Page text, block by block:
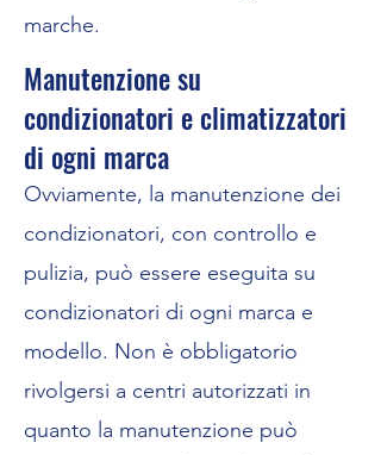
marche.
Manutenzione su
condizionatori e climatizzatori
di ogni marca
Ovviamente, la manutenzione dei
condizionatori, con controllo e
pulizia, può essere eseguita su
condizionatori di ogni marca e
modello. Non è obbligatorio
rivolgersi a centri autorizzati in
quanto la manutenzione può